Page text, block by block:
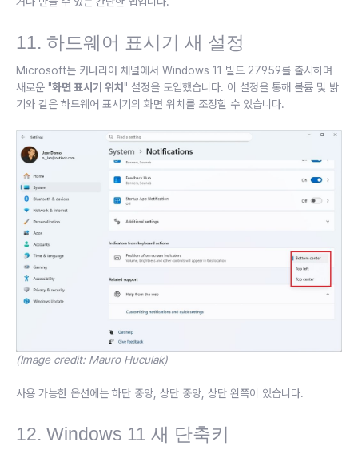
11. 하드웨어 표시기 새 설정
Microsoft는 카나리아 채널에서 Windows 11 빌드 27959를 출시하며
새로운 "화면 표시기 위치 " 설정을 도입했습니다. 이 설정을 통해 볼륨 및 밝
기와 같은 하드웨어 표시기의 화면 위치를 조정할 수 있습니다.
(Image credit: Mauro Huculak)
사용 가능한 옵션에는 하단 중앙, 상단 중앙, 상단 왼쪽이 있습니다.
12. Windows 11 새 단축키